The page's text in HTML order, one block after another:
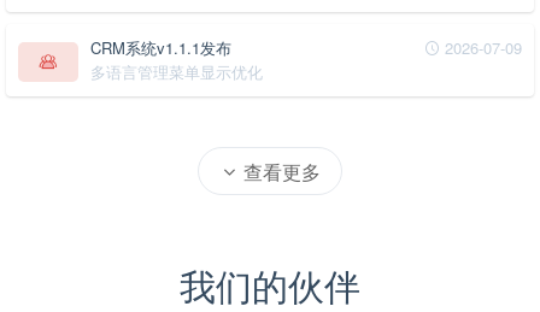
2026-07-09
CRM系统v1.1.1发布
多语言管理菜单显示优化
查看更多
我们的伙伴